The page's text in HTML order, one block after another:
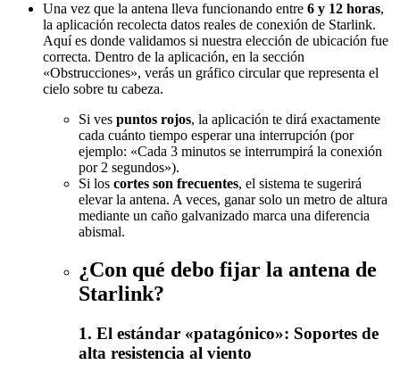
Una vez que la antena lleva funcionando entre 6 y 12 horas,
la aplicación recolecta datos reales de conexión de Starlink.
Aquí es donde validamos si nuestra elección de ubicación fue
correcta. Dentro de la aplicación, en la sección
«Obstrucciones», verás un gráfico circular que representa el
cielo sobre tu cabeza.
Si ves puntos rojos, la aplicación te dirá exactamente
cada cuánto tiempo esperar una interrupción (por
ejemplo: «Cada 3 minutos se interrumpirá la conexión
por 2 segundos»).
Si los cortes son frecuentes, el sistema te sugerirá
elevar la antena. A veces, ganar solo un metro de altura
mediante un caño galvanizado marca una diferencia
abismal.
¿Con qué debo fijar la antena de
Starlink?
1. El estándar «patagónico»: Soportes de
alta resistencia al viento